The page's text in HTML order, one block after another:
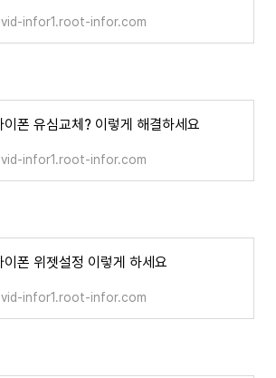
infor1.root-infor.com
이폰 유심교체? 이렇게 해결하세요
infor1.root-infor.com
이폰 위젯설정 이렇게 하세요
infor1.root-infor.com